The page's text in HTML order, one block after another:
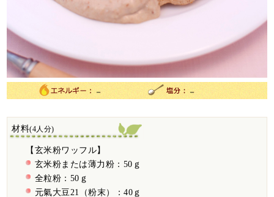
－ －
材料(4人分)
【玄米粉ワッフル】
玄米粉または薄力粉：50ｇ
全粒粉：50ｇ
元氣大豆21（粉末）：40ｇ